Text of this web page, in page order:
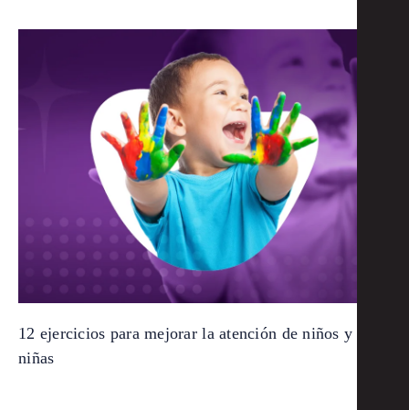
12 ejercicios para mejorar la atención de niños y
niñas